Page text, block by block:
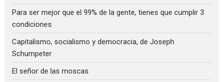
Para ser mejor que el 99% de la gente, tienes que cumplir 3
condiciones
Capitalismo, socialismo y democracia, de Joseph
Schumpeter
El señor de las moscas